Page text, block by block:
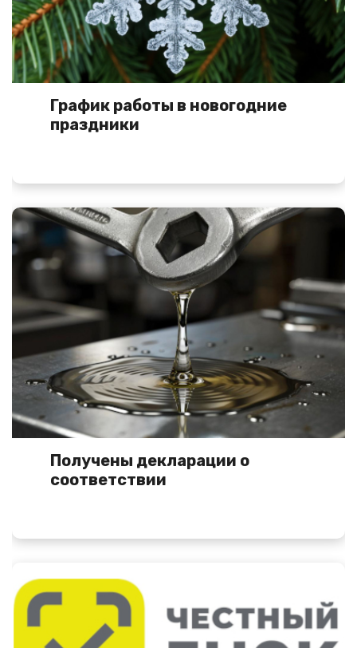
График работы в новогодние
праздники
Получены декларации о
соответствии